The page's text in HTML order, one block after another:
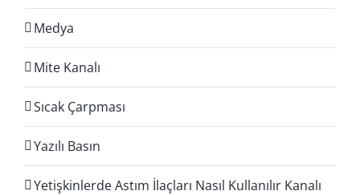
Medya
Mite Kanalı
Sıcak Çarpması
Yazılı Basın
Yetişkinlerde Astım İlaçları Nasıl Kullanılır Kanalı